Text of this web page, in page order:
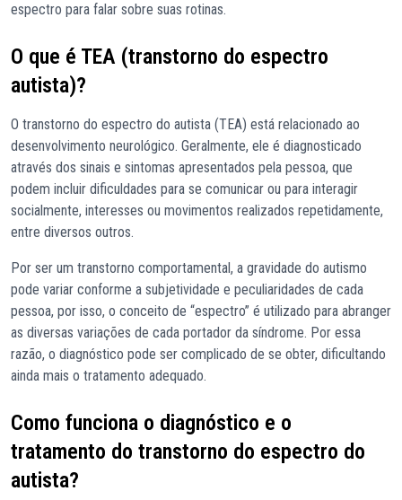
espectro para falar sobre suas rotinas.
O que é TEA (transtorno do espectro
autista)?
O transtorno do espectro do autista (TEA) está relacionado ao
desenvolvimento neurológico. Geralmente, ele é diagnosticado
através dos sinais e sintomas apresentados pela pessoa, que
podem incluir dificuldades para se comunicar ou para interagir
socialmente, interesses ou movimentos realizados repetidamente,
entre diversos outros.
Por ser um transtorno comportamental, a gravidade do autismo
pode variar conforme a subjetividade e peculiaridades de cada
pessoa, por isso, o conceito de “espectro” é utilizado para abranger
as diversas variações de cada portador da síndrome. Por essa
razão, o diagnóstico pode ser complicado de se obter, dificultando
ainda mais o tratamento adequado.
Como funciona o diagnóstico e o
tratamento do transtorno do espectro do
autista?